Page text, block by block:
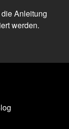
Anleitung
werden.